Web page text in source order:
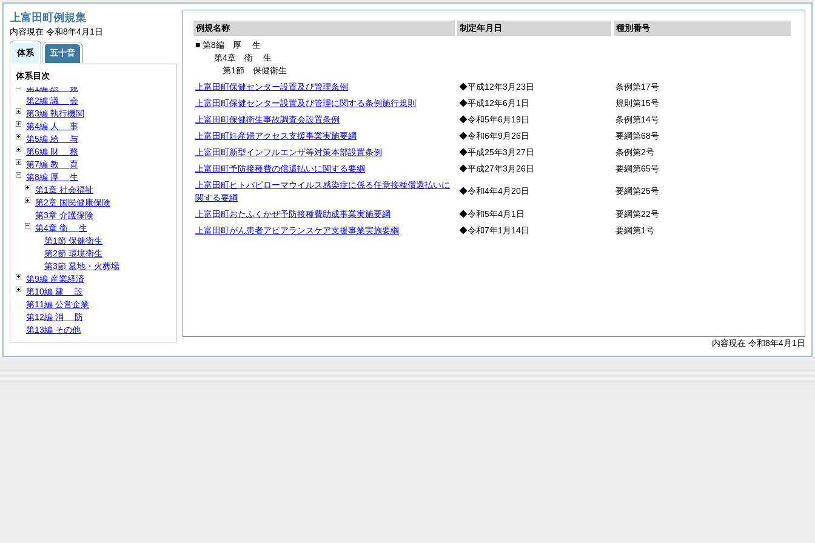
例規名称 制定年月日
種別番号
■ 第8編 厚 生
第4章 衛生
第1節 保健衛生
上富田町保健センター設置及び管理条例
◆平成12年3月23日
条例第17号
上富田町保健センター設置及び管理に関する条例施行規則
◆平成12年6月1日
規則第15号
上富田町保健衛生事故調査会設置条例
◆令和5年6月19日
条例第14号
上富田町妊産婦アクセス支援事業実施要綱
◆令和6年9月26日
要綱第68号
上富田町新型インフルエンザ等対策本部設置条例
◆平成25年3月27日
条例第2号
上富田町予防接種費の償還払いに関する要綱
◆平成27年3月26日
要綱第65号
上富田町ヒトパピローマウイルス感染症に係る任意接種償還払いに
関する要綱
◆令和4年4月20日 要綱第25号
上富田町おたふくかぜ予防接種費助成事業実施要綱 ◆令和5年4月1日
要綱第22号
上富田町がん患者アピアランスケア支援事業実施要綱
◆令和7年1月14日 要綱第1号
内容現在 令和8年4月1日
上富田町例規集
内容現在 令和8年4月1日
体系 五十音
体系目次
第1編 総 規
第2編 議 会
第3編 執行機関
第4編 人 事
第5編 給 与
第6編 財 務
第7編 教 育
第8編 厚 生
第1章 社会福祉
第2章 国民健康保険
第3章 介護保険
第4章 衛 生
第1節 保健衛生
第2節 環境衛生
第3節 墓地・火葬場
第9編 産業経済
第10編 建 設
第11編 公営企業
第12編 消 防
第13編 その他